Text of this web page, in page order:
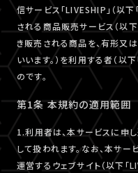
信サービス「LIVESHIP」（以下
される商品販売サービス（以
き販売される商品を、有形又は
いいます。）を利用する者（以
のです。
第1条 本規約の適用範囲
1.利用者は、本サービスに申
して扱われます。なお、本サ
運営するウェブサイト（以下「